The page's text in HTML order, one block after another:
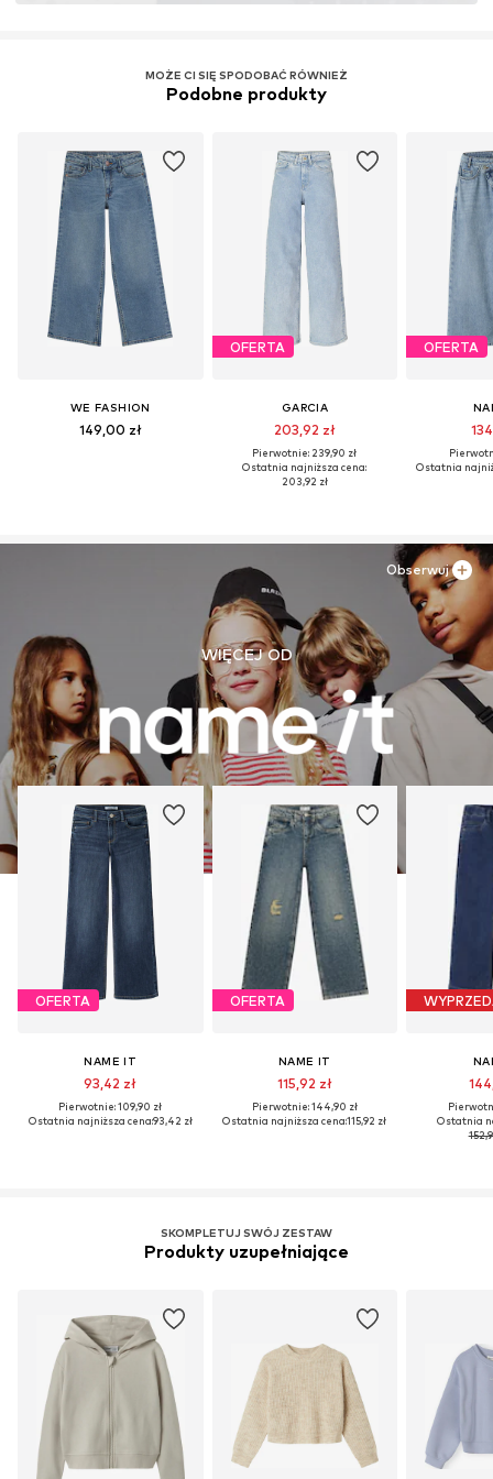
MOŻE CI SIĘ SPODOBAĆ RÓWNIEŻ
Podobne produkty
WE FASHION
149,00 zł
OFERTA
GARCIA
203,92 zł
Pierwotnie: 239,90 zł
Ostatnia najniższa cena:
203,92 zł
OFERTA
Ostatnia
WIĘCEJ OD
OFERTA
NAME IT
93,42 zł
Pierwotnie: 109,90 zł
Ostatnia najniższa cena:93,42 zł
OFERTA
NAME IT
115,92 zł
Pierwotnie: 144,90 zł
Ostatnia najniższa cena:115,92 zł
Ostatnia
Obserwuj
SKOMPLETUJ SWÓJ ZESTAW
Produkty uzupełniające